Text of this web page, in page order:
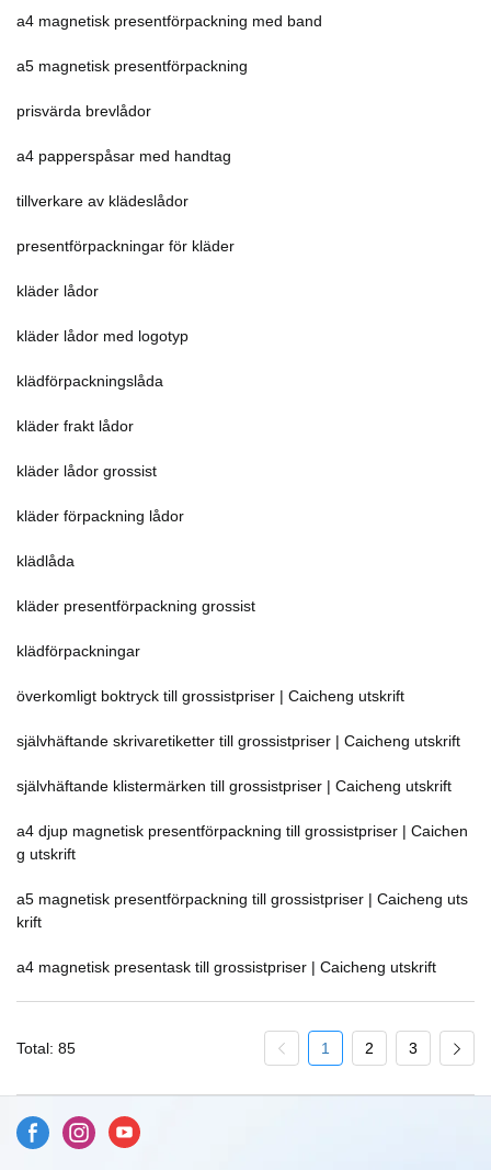
a4 magnetisk presentförpackning med band
a5 magnetisk presentförpackning
prisvärda brevlådor
a4 papperspåsar med handtag
tillverkare av klädeslådor
presentförpackningar för kläder
kläder lådor
kläder lådor med logotyp
klädförpackningslåda
kläder frakt lådor
kläder lådor grossist
kläder förpackning lådor
klädlåda
kläder presentförpackning grossist
klädförpackningar
överkomligt boktryck till grossistpriser | Caicheng utskrift
självhäftande skrivaretiketter till grossistpriser | Caicheng utskrift
självhäftande klistermärken till grossistpriser | Caicheng utskrift
a4 djup magnetisk presentförpackning till grossistpriser | Caichen
g utskrift
a5 magnetisk presentförpackning till grossistpriser | Caicheng uts
krift
a4 magnetisk presentask till grossistpriser | Caicheng utskrift
Total: 85 1 2 3